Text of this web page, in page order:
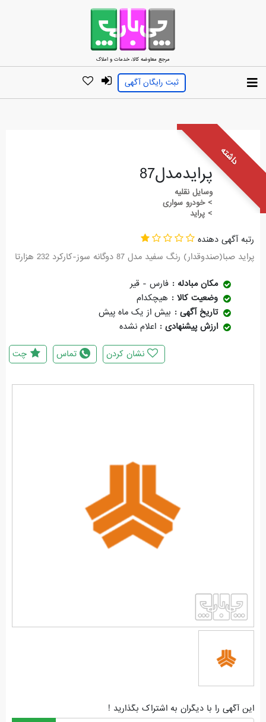
مرجع معاوضه کالا، خدمات و املاک
ثبت رایگان آگهی
داشته
پرایدمدل87
وسایل نقلیه
> خودرو سواری
> پراید
رتبه آگهی دهنده
پراید صبا(صندوقدار) رنگ سفید مدل 87 دوگانه سوز-کارکرد 232 هزارتا
مکان مبادله
فارس - قیر
وضعیت کالا
هیچکدام
تاریخ آگهی
بیش از یک ماه پیش
ارزش پیشنهادی
اعلام نشده
چت تماس نشان کردن
این آگهی را با دیگران به اشتراک بگذارید !